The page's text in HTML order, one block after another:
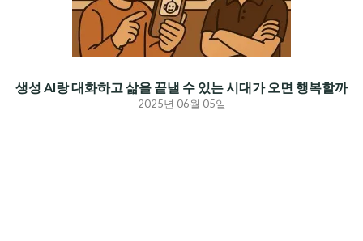
생성 AI랑 대화하고 삶을 끝낼 수 있는 시대가 오면 행복할까
2025년 06월 05일